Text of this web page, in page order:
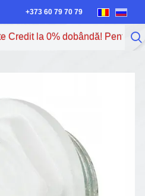
+373 60 79 70 79
Credit la 0% dobândă! Pentru